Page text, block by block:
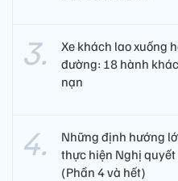
Xe khách lao xuống
đường: 18 hành
nạn
Những định hướng
thực hiện Nghị
(Phần 4 và hết)